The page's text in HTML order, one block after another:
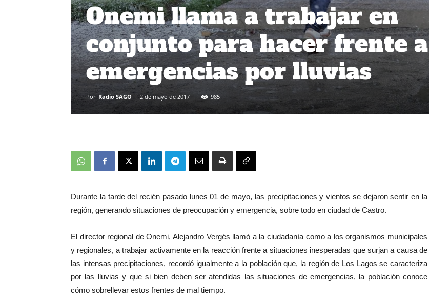
Onemi llama a trabajar en
conjunto para hacer frente a
emergencias por lluvias
Por Radio SAGO - 2 de mayo de 2017 985
Durante la tarde del recién pasado lunes 01 de mayo, las precipitaciones y vientos se dejaron sentir en la
región, generando situaciones de preocupación y emergencia, sobre todo en ciudad de Castro.
El director regional de Onemi, Alejandro Vergés llamó a la ciudadanía como a los organismos municipales
y regionales, a trabajar activamente en la reacción frente a situaciones inesperadas que surjan a causa de
las intensas precipitaciones, recordó igualmente a la población que, la región de Los Lagos se caracteriza
por las lluvias y que si bien deben ser atendidas las situaciones de emergencias, la población conoce
cómo sobrellevar estos frentes de mal tiempo.